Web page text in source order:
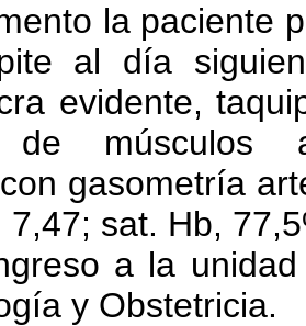
la paciente
al día
evidente,
de músculos
gasometría
7,47; sat. Hb,
a la
y Obstetricia.